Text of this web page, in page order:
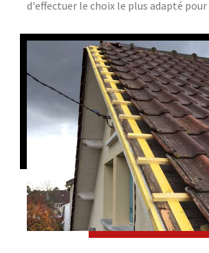
d'effectuer le choix le plus adapté